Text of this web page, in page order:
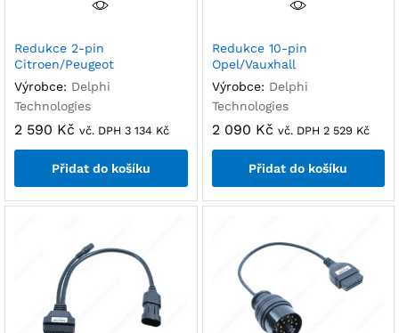
Redukce 2-pin
Citroen/Peugeot
Výrobce: Delphi
Technologies
2 590 Kč vč. DPH 3 134 Kč
Přidat do košíku
Redukce 10-pin
Opel/Vauxhall
Výrobce: Delphi
Technologies
2 090 Kč vč. DPH 2 529 Kč
Přidat do košíku